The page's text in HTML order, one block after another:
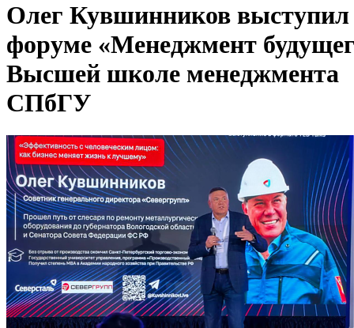
Олег Кувшинников выступил
форуме «Менеджмент
Высшей школе менеджмента
СПбГУ